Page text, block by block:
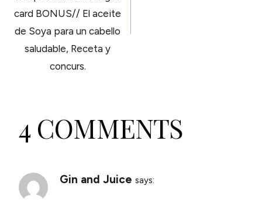
card BONUS// El aceite
de Soya para un cabello
saludable, Receta y
concurs.
4 COMMENTS
Gin and Juice says: